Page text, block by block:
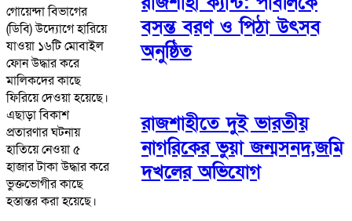
গোয়েন্দা বিভাগের
(ডিবি) উদ্যোগে হারিয়ে
যাওয়া ১৬টি মোবাইল
ফোন উদ্ধার করে
মালিকদের কাছে
ফিরিয়ে দেওয়া হয়েছে।
এছাড়া বিকাশ
প্রতারণার ঘটনায়
হাতিয়ে নেওয়া ৫
হাজার টাকা উদ্ধার করে
ভুক্তভোগীর কাছে
হস্তান্তর করা হয়েছে।
বসন্ত বরণ ও পিঠা উৎসব
অনুষ্ঠিত
রাজশাহীতে দুই ভারতীয়
নাগরিকের ভুয়া জন্মসনদ,জমি
দখলের অভিযোগ